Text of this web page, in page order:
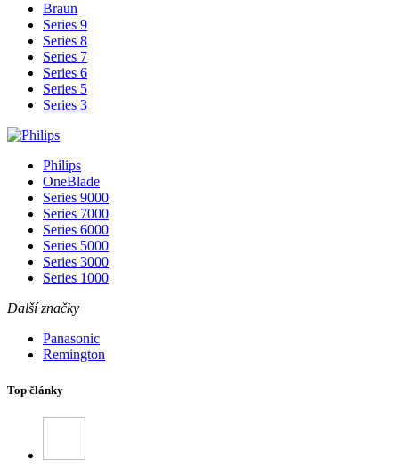
Braun
Series 9
Series 8
Series 7
Series 6
Series 5
Series 3
Philips
OneBlade
Series 9000
Series 7000
Series 6000
Series 5000
Series 3000
Series 1000
Další značky
Panasonic
Remington
Top články